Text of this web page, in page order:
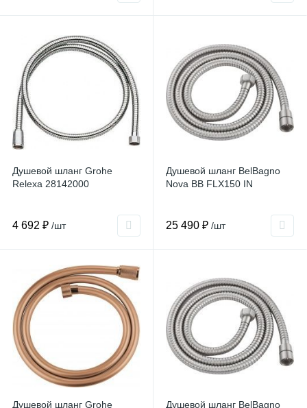
Душевой шланг Grohe
Relexa 28142000
4 692 ₽ /шт
Душевой шланг BelBagno
Nova BB FLX150 IN
25 490 ₽ /шт
Душевой шланг Grohe
Душевой шланг BelBagno